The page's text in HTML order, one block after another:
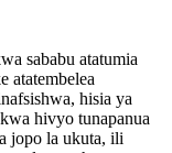
sababu atatumia
atatembelea
hisia ya
hivyo tunapanua
jopo la ukuta, ili